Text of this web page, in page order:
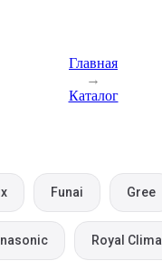
Главная
→
Каталог
Funai Gree
Royal Clima